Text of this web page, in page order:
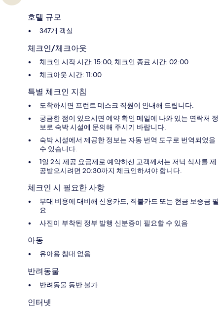
호텔 규모
347개 객실
체크인/체크아웃
체크인 시작 시간: 15:00, 체크인 종료 시간: 02:00
체크아웃 시간: 11:00
특별 체크인 지침
도착하시면 프런트 데스크 직원이 안내해 드립니다.
궁금한 점이 있으시면 예약 확인 메일에 나와 있는 연락처 정
보로 숙박 시설에 문의해 주시기 바랍니다.
숙박 시설에서 제공한 정보는 자동 번역 도구로 번역되었을
수 있습니다.
1일 2식 제공 요금제로 예약하신 고객께서는 저녁 식사를 제
공받으시려면 20:30까지 체크인하셔야 합니다.
체크인 시 필요한 사항
부대 비용에 대비해 신용카드, 직불카드 또는 현금 보증금 필
요
사진이 부착된 정부 발행 신분증이 필요할 수 있음
아동
유아용 침대 없음
반려동물
반려동물 동반 불가
인터넷